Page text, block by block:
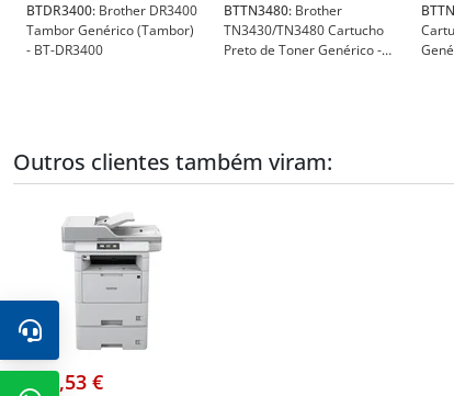
BTDR3400: Brother DR3400
Tambor Genérico (Tambor)
- BT-DR3400
BTTN3480: Brother
TN3430/TN3480 Cartucho
Preto de Toner Genérico -
Outros clientes também viram:
798,53 €